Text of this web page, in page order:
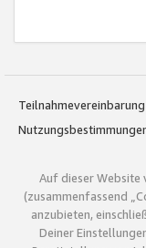
Teilnahmevereinbarung
Auf dieser Website
(zusammenfassend
anzubieten,
Deiner